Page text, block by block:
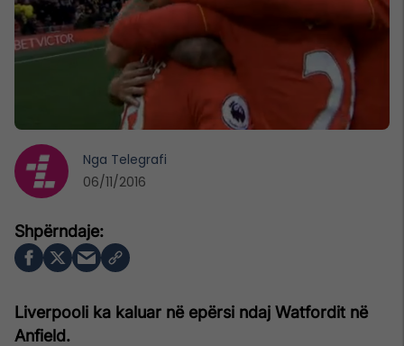
Liverpooli ka kaluar në epërsi ndaj Watfordit në
Anfield.
Nga Telegrafi
06/11/2016